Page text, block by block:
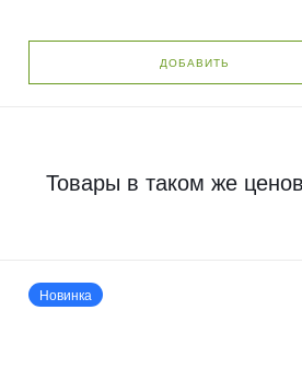
ДОБАВИТЬ
Товары в таком же
Новинка